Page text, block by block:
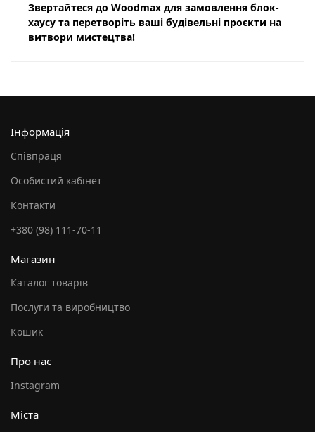
Звертайтеся до Woodmax для замовлення блок-
хаусу та перетворіть ваші будівельні проєкти на
витвори мистецтва!
Інформація
Співпраця
Особистий кабінет
Контакти
+380 (98) 111-70-11
Магазин
Каталог товарів
Послуги та виробництво
Кошик
Про нас
Instagram
Міста